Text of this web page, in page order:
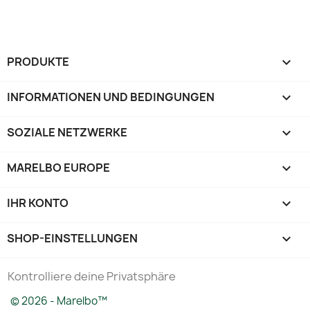
PRODUKTE 
INFORMATIONEN UND BEDINGUNGEN 
SOZIALE NETZWERKE 
MARELBO EUROPE 
IHR KONTO 
SHOP-EINSTELLUNGEN keyboard_arrow_down
Kontrolliere deine Privatsphäre
© 2026 - Marelbo™